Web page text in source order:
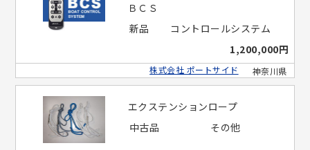
ＢＣＳ
新品
コントロールシステム
1,200,000円
神奈川県
株式会社 ポートサイド
エクステンションロープ
中古品
その他